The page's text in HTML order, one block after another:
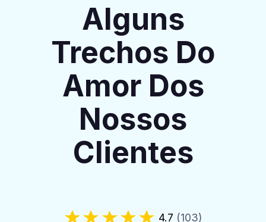
Alguns
Trechos Do
Amor Dos
Nossos
Clientes
4.7 (103)